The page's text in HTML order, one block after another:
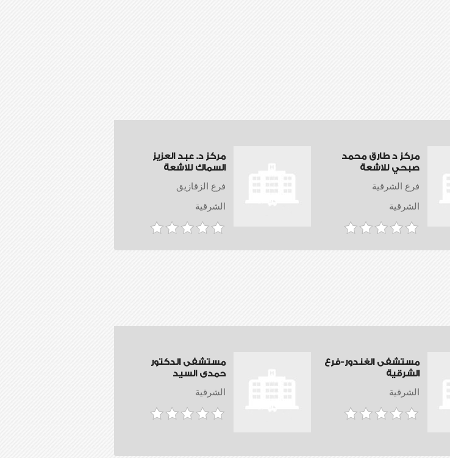
مركز د. عبد العزيز
السماك للاشعة
فرع الزقازيق
الشرقية
مركز د طارق محمد
صبحي للاشعة
فرع الشرقية
الشرقية
مستشفى الدكتور
حمدى السيد
الشرقية
مستشفى الغندور-فرع
الشرقية
الشرقية